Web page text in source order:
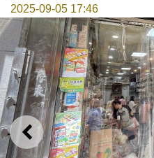
2025-09-05 17:46
上一則